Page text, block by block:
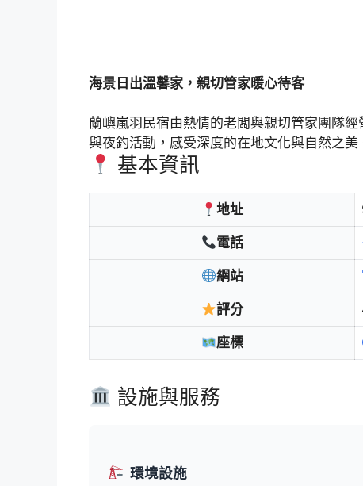
海景日出溫馨家，親切管家暖心待客
蘭嶼嵐羽民宿由熱情的老闆與親切管家團隊
與夜釣活動，感受深度的在地文化與自然之
基本資訊
地址
電話
網站
評分
座標
設施與服務
環境設施